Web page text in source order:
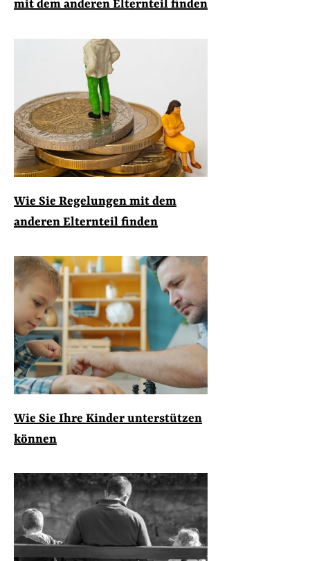
mit dem anderen Elternteil finden
Wie Sie Regelungen mit dem
anderen Elternteil finden
Wie Sie Ihre Kinder unterstützen
können